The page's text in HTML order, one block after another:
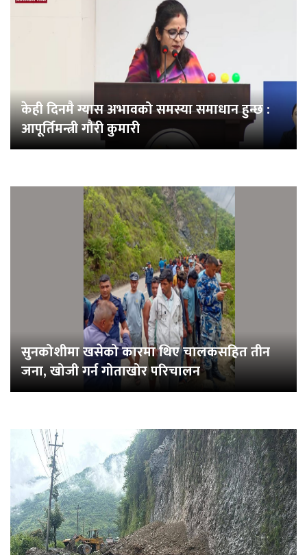
केही दिनमै ग्यास अभावको समस्या समाधान हुन्छ :
आपूर्तिमन्त्री गौरी कुमारी
सुनकोशीमा खसेको कारमा थिए चालकसहित तीन
जना, खोजी गर्न गोताखोर परिचालन